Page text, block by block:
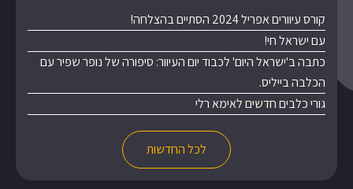
קורס עיוורים אפריל 2024 הסתיים בהצלחה!
עם ישראל חי!
כתבה ב'ישראל היום' לכבוד יום העיוור: סיפורה של נופר שפיר עם
הכלבה בייליס.
גורי כלבים חדשים לאימא רלי
לכל החדשות